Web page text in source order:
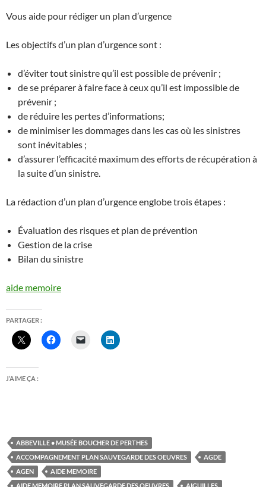
Vous aide pour rédiger un plan d’urgence
Les objectifs d’un plan d’urgence sont :
d’éviter tout sinistre qu’il est possible de prévenir ;
de se préparer à faire face à ceux qu’il est impossible de
prévenir ;
de réduire les pertes d’informations;
de minimiser les dommages dans les cas où les sinistres
sont inévitables ;
d’assurer l’efficacité maximum des efforts de récupération à
la suite d’un sinistre.
La rédaction d’un plan d’urgence englobe trois étapes :
Évaluation des risques et plan de prévention
Gestion de la crise
Bilan du sinistre
aide memoire
PARTAGER :
J’AIME ÇA :
ABBEVILLE • MUSÉE BOUCHER DE PERTHES
ACCOMPAGNEMENT PLAN SAUVEGARDE DES OEUVRES
AGDE
AGEN
AIDE MEMOIRE
AIDE MEMOIRE PLAN SAUVEGARDE DES OEUVRES
AIGUILLES